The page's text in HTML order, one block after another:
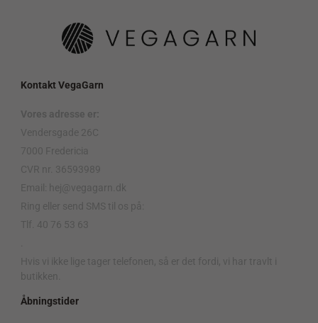
Kontakt VegaGarn
Vores adresse er:
Vendersgade 26C
7000 Fredericia
CVR nr. 36593989
Email: hej@vegagarn.dk
Ring eller send SMS til os på:
Tlf. 40 76 53 63
Hvis vi ikke lige tager telefonen, så er det fordi, vi har travlt i
butikken.
Åbningstider